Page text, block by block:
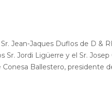
Jean-Jaques Duflos de D &
Jordi Ligüerre y el Sr. Josep
Ballestero, presidente